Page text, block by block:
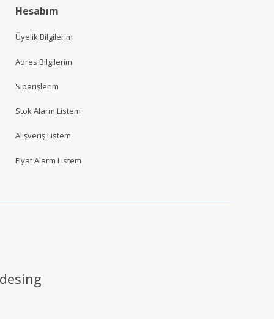
Hesabım
Üyelik Bilgilerim
Adres Bilgilerim
Siparişlerim
Stok Alarm Listem
Alışveriş Listem
Fiyat Alarm Listem